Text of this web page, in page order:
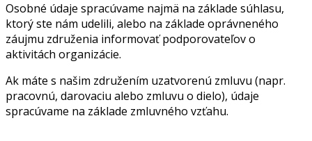
Osobné údaje spracúvame najmä na základe súhlasu,
ktorý ste nám udelili, alebo na základe oprávneného
záujmu združenia informovať podporovateľov o
aktivitách organizácie.
Ak máte s našim združením uzatvorenú zmluvu (napr.
pracovnú, darovaciu alebo zmluvu o dielo), údaje
spracúvame na základe zmluvného vzťahu.